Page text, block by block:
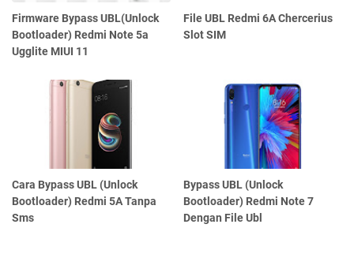
Firmware Bypass UBL(Unlock
Bootloader) Redmi Note 5a
Ugglite MIUI 11
File UBL Redmi 6A Chercerius
Slot SIM
Cara Bypass UBL (Unlock
Bootloader) Redmi 5A Tanpa
Sms
Bypass UBL (Unlock
Bootloader) Redmi Note 7
Dengan File Ubl